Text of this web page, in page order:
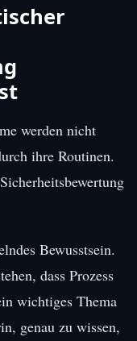
werden nicht
ihre Routinen.
Bewusstsein.
dass Prozess
wichtiges Thema
genau zu wissen,